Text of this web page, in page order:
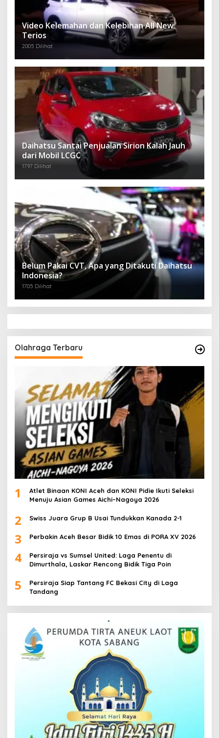
Video Kelemahan dan Kelebihan All New
Terios
2005 Dilihat
Daihatsu Santai Penjualan Sirion Kalah Jauh
dari Mobil LCGC
1797 Dilihat
Belum Pakai CVT, Apa yang Ditakuti Daihatsu
Indonesia?
1705 Dilihat
Olahraga Terbaru
1
Atlet Binaan KONI Aceh dan KONI Pidie Ikuti Seleksi
Menuju Asian Games Aichi–Nagoya 2026
2 Swiss Juara Grup B Usai Tundukkan Kanada 2-1
3 Perbakin Aceh Besar Bidik 10 Emas di PORA XV 2026
4
Persiraja vs Sumsel United: Laga Penentu di
Dimurthala, Laskar Rencong Bidik Tiga Poin
5
Persiraja Siap Tantang FC Bekasi City di Laga
Tandang